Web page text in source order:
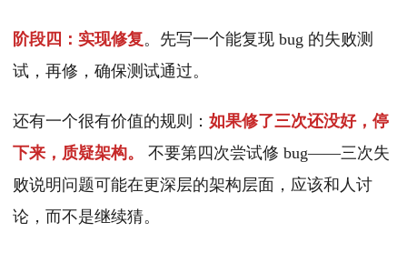
阶段四：实现修复。先写一个能复现 bug 的失败测
试，再修，确保测试通过。
还有一个很有价值的规则： 如果修了三次还没好，停
下来，质疑架构。
不要第四次尝试修 bug——三次失
败说明问题可能在更深层的架构层面，应该和人讨
论，而不是继续猜。